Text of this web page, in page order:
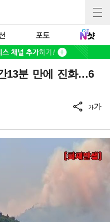
포토
13분 만에 진화…6
가가